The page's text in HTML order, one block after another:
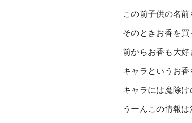
この前子供の名
そのときお香を買
前からお香も大好
キャラというお
キャラには魔除
うーんこの情報